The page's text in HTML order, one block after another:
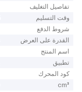
تفاصيل التغليف
وقت التسليم
شروط الدفع
القدرة على العرض
اسم المنتج
تطبيق
كود المحرك
cm³